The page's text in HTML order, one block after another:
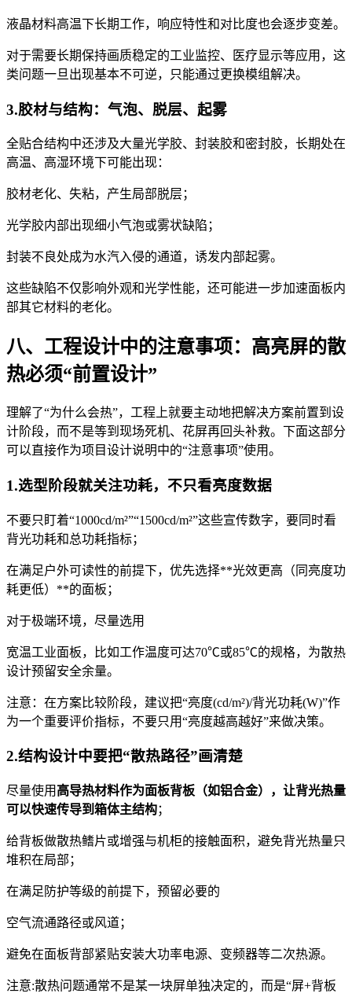
液晶材料高温下长期工作，响应特性和对比度也会逐步变差。
对于需要长期保持画质稳定的工业监控、医疗显示等应用，这
类问题一旦出现基本不可逆，只能通过更换模组解决。
3.胶材与结构：气泡、脱层、起雾
全贴合结构中还涉及大量光学胶、封装胶和密封胶，长期处在
高温、高湿环境下可能出现：
胶材老化、失粘，产生局部脱层；
光学胶内部出现细小气泡或雾状缺陷；
封装不良处成为水汽入侵的通道，诱发内部起雾。
这些缺陷不仅影响外观和光学性能，还可能进一步加速面板内
部其它材料的老化。
八、工程设计中的注意事项：高亮屏的散
热必须“前置设计”
理解了“为什么会热”，工程上就要主动地把解决方案前置到设
计阶段，而不是等到现场死机、花屏再回头补救。下面这部分
可以直接作为项目设计说明中的“注意事项”使用。
1.选型阶段就关注功耗，不只看亮度数据
不要只盯着“1000cd/m²”“1500cd/m²”这些宣传数字，要同时看
背光功耗和总功耗指标；
在满足户外可读性的前提下，优先选择**光效更高（同亮度功
耗更低）**的面板；
对于极端环境，尽量选用
宽温工业面板，比如工作温度可达70℃或85℃的规格，为散热
设计预留安全余量。
注意：在方案比较阶段，建议把“亮度(cd/m²)/背光功耗(W)”作
为一个重要评价指标，不要只用“亮度越高越好”来做决策。
2.结构设计中要把“散热路径”画清楚
尽量使用 高导热材料作为面板背板（如铝合金），让背光热量
可以快速传导到箱体主结构；
给背板做散热鳍片或增强与机柜的接触面积，避免背光热量只
堆积在局部；
在满足防护等级的前提下，预留必要的
空气流通路径或风道；
避免在面板背部紧贴安装大功率电源、变频器等二次热源。
注意:散热问题通常不是某一块屏单独决定的，而是“屏+背板